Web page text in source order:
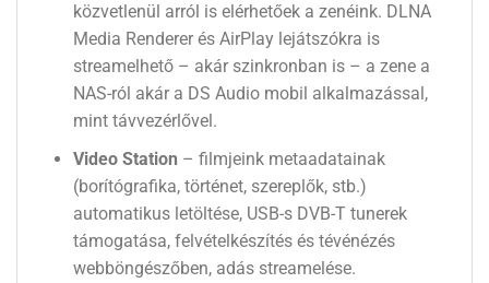
közvetlenül arról is elérhetőek a zenéink. DLNA
Media Renderer és AirPlay lejátszókra is
streamelhető – akár szinkronban is – a zene a
NAS-ról akár a DS Audio mobil alkalmazással,
mint távvezérlővel.
Video Station – filmjeink metaadatainak
(borítógrafika, történet, szereplők, stb.)
automatikus letöltése, USB-s DVB-T tunerek
támogatása, felvételkészítés és tévénézés
webböngészőben, adás streamelése.